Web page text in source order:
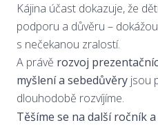
Kájina účast dokazuje, že
podporu a důvěru –
s nečekanou zralostí.
A právě rozvoj
myšlení a sebedůvěry jsou
dlouhodobě rozvíjíme.
Těšíme se na další ročník